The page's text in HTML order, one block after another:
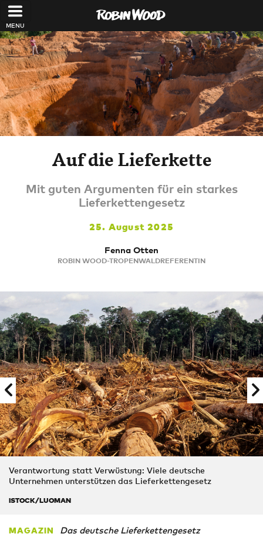
Direkt zum Inhalt
Auf die Lieferkette
Mit guten Argumenten für ein starkes
Lieferkettengesetz
25. August 2025
Fenna Otten
ROBIN WOOD-TROPENWALDREFERENTIN
Verantwortung statt Verwüstung: Viele deutsche
Unternehmen unterstützen das Lieferkettengesetz
ISTOCK/LUOMAN
MAGAZIN
Das deutsche Lieferkettengesetz